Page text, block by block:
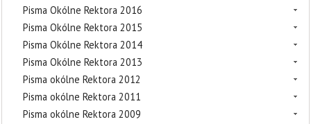
Pisma Okólne Rektora 2016
Pisma Okólne Rektora 2015
Pisma Okólne Rektora 2014
Pisma Okólne Rektora 2013
Pisma okólne Rektora 2012
Pisma okólne Rektora 2011
Pisma okólne Rektora 2009